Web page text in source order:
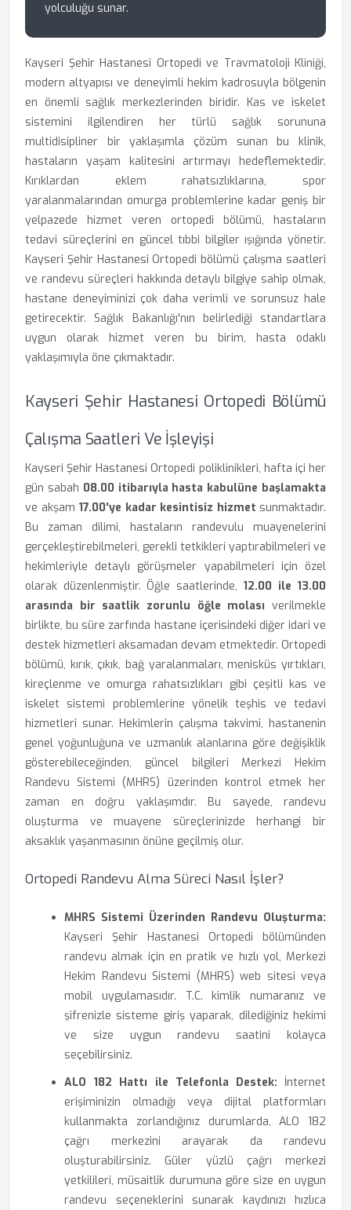
yolculuğu sunar.
Kayseri Şehir Hastanesi Ortopedi ve Travmatoloji Kliniği,
modern altyapısı ve deneyimli hekim kadrosuyla bölgenin
en önemli sağlık merkezlerinden biridir. Kas ve iskelet
sistemini ilgilendiren her türlü sağlık sorununa
multidisipliner bir yaklaşımla çözüm sunan bu klinik,
hastaların yaşam kalitesini artırmayı hedeflemektedir.
Kırıklardan eklem rahatsızlıklarına, spor
yaralanmalarından omurga problemlerine kadar geniş bir
yelpazede hizmet veren ortopedi bölümü, hastaların
tedavi süreçlerini en güncel tıbbi bilgiler ışığında yönetir.
Kayseri Şehir Hastanesi Ortopedi bölümü çalışma saatleri
ve randevu süreçleri hakkında detaylı bilgiye sahip olmak,
hastane deneyiminizi çok daha verimli ve sorunsuz hale
getirecektir. Sağlık Bakanlığı'nın belirlediği standartlara
uygun olarak hizmet veren bu birim, hasta odaklı
yaklaşımıyla öne çıkmaktadır.
Kayseri Şehir Hastanesi Ortopedi Bölümü
Çalışma Saatleri Ve İşleyişi
Kayseri Şehir Hastanesi Ortopedi poliklinikleri, hafta içi her
gün sabah 08.00 itibarıyla hasta kabulüne başlamakta
ve akşam 17.00'ye kadar kesintisiz hizmet sunmaktadır.
Bu zaman dilimi, hastaların randevulu muayenelerini
gerçekleştirebilmeleri, gerekli tetkikleri yaptırabilmeleri ve
hekimleriyle detaylı görüşmeler yapabilmeleri için özel
olarak düzenlenmiştir. Öğle saatlerinde, 12.00 ile 13.00
arasında bir saatlik zorunlu öğle molası verilmekle
birlikte, bu süre zarfında hastane içerisindeki diğer idari ve
destek hizmetleri aksamadan devam etmektedir. Ortopedi
bölümü, kırık, çıkık, bağ yaralanmaları, menisküs yırtıkları,
kireçlenme ve omurga rahatsızlıkları gibi çeşitli kas ve
iskelet sistemi problemlerine yönelik teşhis ve tedavi
hizmetleri sunar. Hekimlerin çalışma takvimi, hastanenin
genel yoğunluğuna ve uzmanlık alanlarına göre değişiklik
gösterebileceğinden, güncel bilgileri Merkezi Hekim
Randevu Sistemi (MHRS) üzerinden kontrol etmek her
zaman en doğru yaklaşımdır. Bu sayede, randevu
oluşturma ve muayene süreçlerinizde herhangi bir
aksaklık yaşanmasının önüne geçilmiş olur.
Ortopedi Randevu Alma Süreci Nasıl İşler?
MHRS Sistemi Üzerinden Randevu Oluşturma:
Kayseri Şehir Hastanesi Ortopedi bölümünden
randevu almak için en pratik ve hızlı yol, Merkezi
Hekim Randevu Sistemi (MHRS) web sitesi veya
mobil uygulamasıdır. T.C. kimlik numaranız ve
şifrenizle sisteme giriş yaparak, dilediğiniz hekimi
ve size uygun randevu saatini kolayca
seçebilirsiniz.
ALO 182 Hattı ile Telefonla Destek: İnternet
erişiminizin olmadığı veya dijital platformları
kullanmakta zorlandığınız durumlarda, ALO 182
çağrı merkezini arayarak da randevu
oluşturabilirsiniz. Güler yüzlü çağrı merkezi
yetkilileri, müsaitlik durumuna göre size en uygun
randevu seçeneklerini sunarak kaydınızı hızlıca